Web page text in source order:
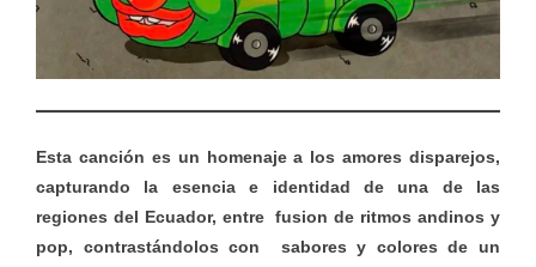
Esta canción es un homenaje a los amores disparejos,
capturando la esencia e identidad de una de las
regiones del Ecuador, entre fusion de ritmos andinos y
pop, contrastándolos con sabores y colores de un